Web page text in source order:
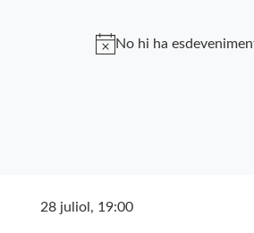
No hi ha
28 juliol, 19:00